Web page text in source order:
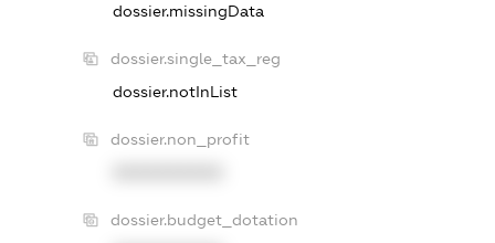
dossier.missingData
dossier.single_tax_reg
dossier.notInList
dossier.non_profit
dossier.budget_dotation